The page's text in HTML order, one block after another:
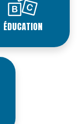
ÉDUCATION